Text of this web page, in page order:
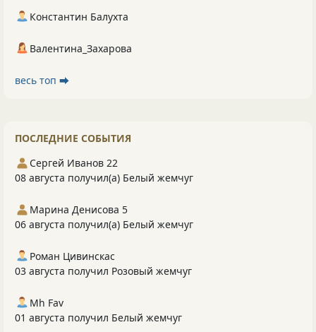
Константин Балухта
Валентина_Захарова
весь топ ⮕
ПОСЛЕДНИЕ СОБЫТИЯ
Сергей Иванов 22
08 августа получил(а) Белый жемчуг
Марина Денисова 5
06 августа получил(а) Белый жемчуг
Роман Цивинскас
03 августа получил Розовый жемчуг
Mh Fav
01 августа получил Белый жемчуг